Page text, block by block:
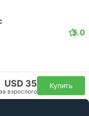
5.0
USD 35
за взрослого
Купить